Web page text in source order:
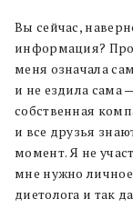
Вы сейчас,
информация?
меня означала
и не ездила сама
собственная
и все друзья
момент. Я не
мне нужно личное
диетолога и так